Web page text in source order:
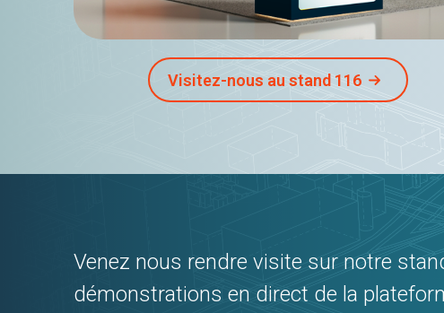
Visitez-nous au stand 116
Venez nous rendre visite sur notre
démonstrations en direct de la